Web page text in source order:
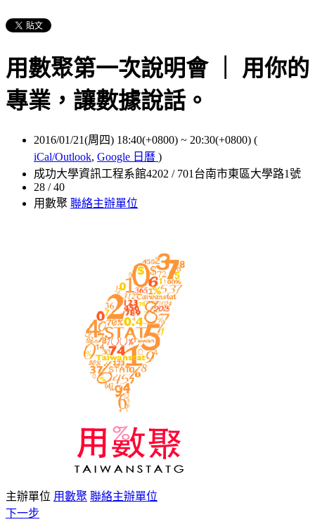
用數聚第一次說明會 ｜ 用你的
專業，讓數據說話。
2016/01/21(周四) 18:40(+0800) ~ 20:30(+0800) (
iCal/Outlook, Google 日曆 )
成功大學資訊工程系館4202 / 701台南市東區大學路1號
28 / 40
用數聚 聯絡主辦單位
主辦單位 用數聚 聯絡主辦單位
下一步